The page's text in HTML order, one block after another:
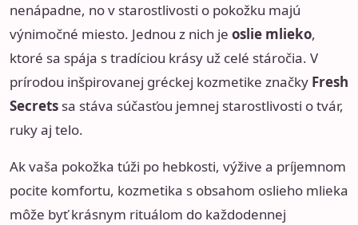
nenápadne, no v starostlivosti o pokožku majú
výnimočné miesto. Jednou z nich je oslie mlieko,
ktoré sa spája s tradíciou krásy už celé stáročia. V
prírodou inšpirovanej gréckej kozmetike značky Fresh
Secrets sa stáva súčasťou jemnej starostlivosti o tvár,
ruky aj telo.
Ak vaša pokožka túži po hebkosti, výžive a príjemnom
pocite komfortu, kozmetika s obsahom oslieho mlieka
môže byť krásnym rituálom do každodennej